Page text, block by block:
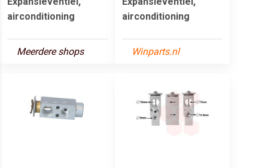
airconditioning
Meerdere shops
airconditioning
Winparts.nl